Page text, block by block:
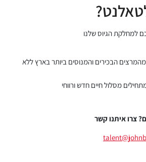
הייחודי של
אתכם
למחלקת הגיוס שלנו
הבכירים והמנוסים ביותר בארץ ללא
מסלול חיים חדש ורווחי
צרו איתנו קשר